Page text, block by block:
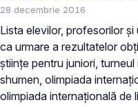
28 decembrie 2016
Lista elevilor, profesorilor
ca urmare a rezultatelor
ştiinţe pentru juniori,
shumen, olimpiada
olimpiada internațională de